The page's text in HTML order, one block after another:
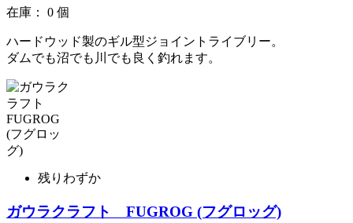
在庫： 0 個
ハードウッド製のギル型ジョイントライブリー。
ダムでも沼でも川でも良く釣れます。
残りわずか
ガウラクラフト FUGROG (フグロッグ)